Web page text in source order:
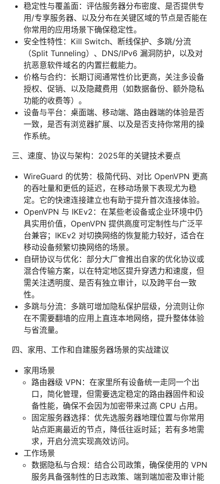
稳定性与覆盖面：评估服务器分布密度、是否提供专
用/专享服务器、以及分布在关键区域的节点是否能在
你常用的应用场景下确保稳定性。
安全性特性：Kill Switch、断线保护、多跳/分流
（Split Tunneling）、DNS/IPv6 漏洞防护，以及对
抗恶意软件域名的内置拦截能力。
价格与合约：长期订阅通常性价比更高，关注多设备
授权、促销、以及隐藏费用（如数据备份、额外隐私
功能的收费等）。
设备与平台：桌面端、移动端、路由器端的体验是否
一致，是否有浏览器扩展、以及是否支持你常用的操
作系统。
三、速度、协议与架构：2025年的关键技术要点
WireGuard 的优势：极简代码、对比 OpenVPN 更高
的吞吐量和更低的延迟，在移动场景下表现尤为稳
定。它的快速连接建立也有助于提升首次连接体验。
OpenVPN 与 IKEv2：在某些老设备或企业环境中仍
具实用价值，OpenVPN 提供高度可定制性与广泛平
台兼容；IKEv2 对切换网络的恢复能力较好，适合在
移动设备频繁切换网络的场景。
自研协议与优化：部分大厂會推出自家的优化协议或
混合传输方案，以在特定地区提升穿透力和速度，但
需关注透明度、是否有独立审计，以及跨平台一致
性。
多跳与分流：多跳可增加隐私保护层级，分流则让你
在不需要翻墙的应用上直连本地网络，提升整体体验
与省流量。
四、家用、工作和自建服务器场景的实战建议
家用场景
路由器级 VPN：在家里所有设备统一走同一个出
口，简化管理，但需要选定稳定的路由器固件和设
备性能，确保不会因为加密带来过高 CPU 占用。
固定服务器选择：优先选服务器地理位置与你常用
站点距离最近的节点，降低往返时延；若有多地需
求，开启分流实现高效访问。
工作场景
数据隐私与合规：结合公司政策，确保使用的 VPN
服务具备强制性的日志政策、端到端加密及审计能